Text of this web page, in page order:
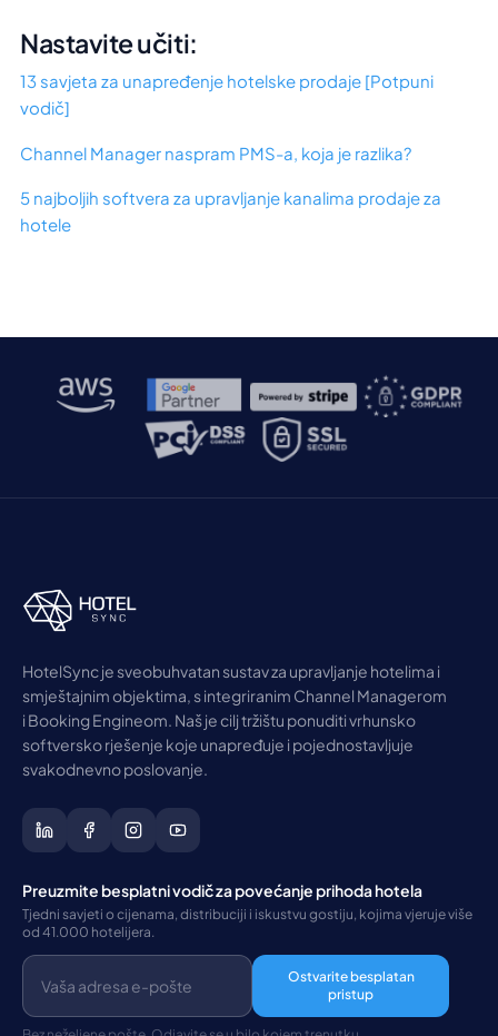
Nastavite učiti:
13 savjeta za unapređenje hotelske prodaje [Potpuni
vodič]
Channel Manager naspram PMS-a, koja je razlika?
5 najboljih softvera za upravljanje kanalima prodaje za
hotele
HotelSync je sveobuhvatan sustav za upravljanje hotelima i
smještajnim objektima, s integriranim Channel Managerom
i Booking Engineom. Naš je cilj tržištu ponuditi vrhunsko
softversko rješenje koje unapređuje i pojednostavljuje
svakodnevno poslovanje.
Preuzmite besplatni vodič za povećanje prihoda hotela
Tjedni savjeti o cijenama, distribuciji i iskustvu gostiju, kojima vjeruje više
od 41.000 hotelijera.
Ostvarite besplatan
pristup